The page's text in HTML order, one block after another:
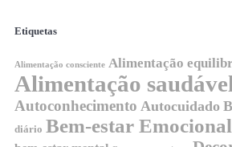
Etiquetas
Alimentação consciente Alimentação
Alimentação
Autoconhecimento Autocuidado
diário Bem-estar Emocional